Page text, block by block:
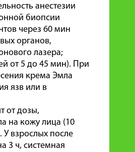
анестезии
биопсии
через 60 мин
органов,
лазера;
от 5 до 45 мин). При
крема Эмла
язв или в
от дозы,
на кожу лица (10
У взрослых после
3 ч, системная